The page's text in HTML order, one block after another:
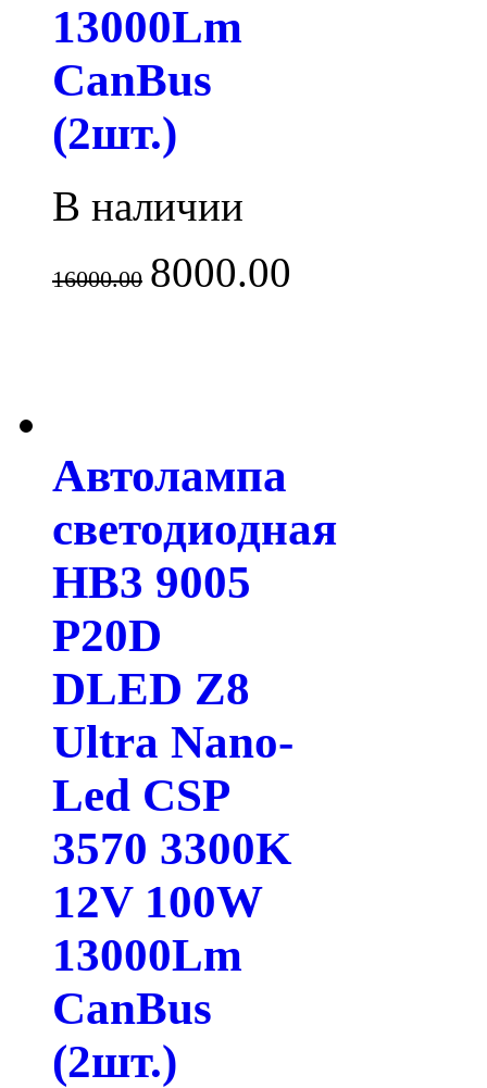
13000Lm
CanBus
(2шт.)
В наличии
16000.00 8000.00
Автолампа
светодиодная
HB3 9005
P20D
DLED Z8
Ultra Nano-
Led CSP
3570 3300K
12V 100W
13000Lm
CanBus
(2шт.)